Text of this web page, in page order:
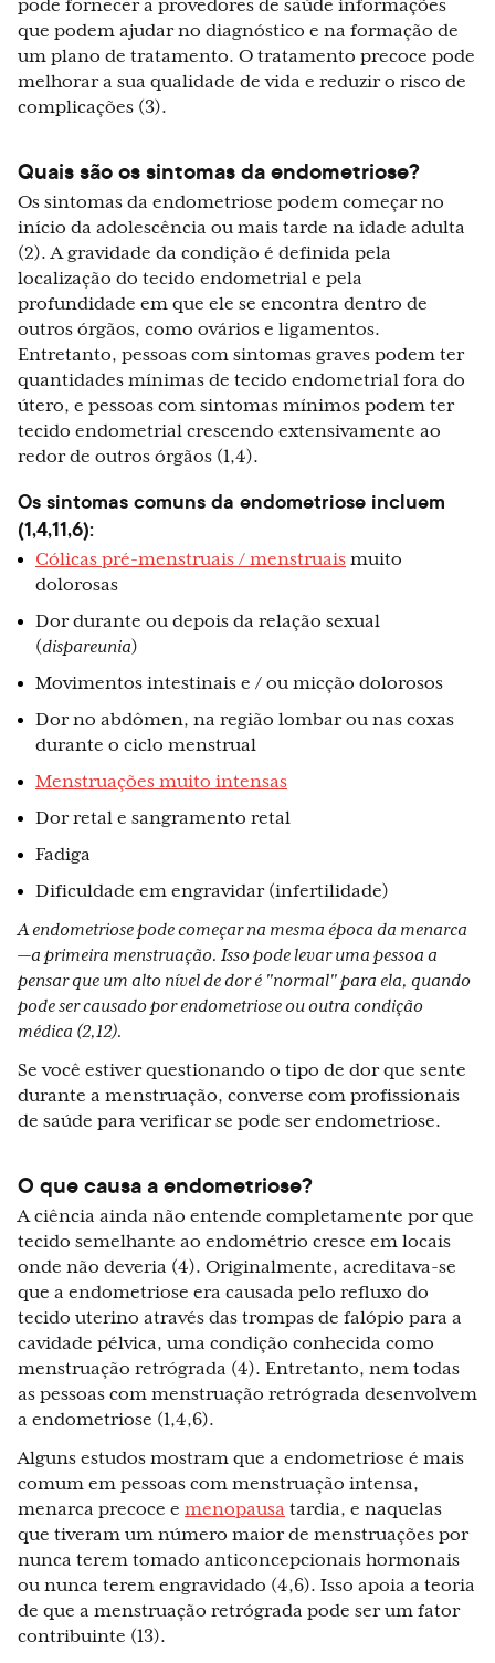
pode fornecer a provedores de saúde informações
que podem ajudar no diagnóstico e na formação de
um plano de tratamento. O tratamento precoce pode
melhorar a sua qualidade de vida e reduzir o risco de
complicações (3).
Quais são os sintomas da endometriose?
Os sintomas da endometriose podem começar no
início da adolescência ou mais tarde na idade adulta
(2). A gravidade da condição é definida pela
localização do tecido endometrial e pela
profundidade em que ele se encontra dentro de
outros órgãos, como ovários e ligamentos.
Entretanto, pessoas com sintomas graves podem ter
quantidades mínimas de tecido endometrial fora do
útero, e pessoas com sintomas mínimos podem ter
tecido endometrial crescendo extensivamente ao
redor de outros órgãos (1,4).
Os sintomas comuns da endometriose incluem
(1,4,11,6):
Cólicas pré-menstruais / menstruais muito
dolorosas
Dor durante ou depois da relação sexual
(dispareunia)
Movimentos intestinais e / ou micção dolorosos
Dor no abdômen, na região lombar ou nas coxas
durante o ciclo menstrual
Menstruações muito intensas
Dor retal e sangramento retal
Fadiga
Dificuldade em engravidar (infertilidade)
A endometriose pode começar na mesma época da menarca
—a primeira menstruação. Isso pode levar uma pessoa a
pensar que um alto nível de dor é "normal" para ela, quando
pode ser causado por endometriose ou outra condição
médica (2,12).
Se você estiver questionando o tipo de dor que sente
durante a menstruação, converse com profissionais
de saúde para verificar se pode ser endometriose.
O que causa a endometriose?
A ciência ainda não entende completamente por que
tecido semelhante ao endométrio cresce em locais
onde não deveria (4). Originalmente, acreditava-se
que a endometriose era causada pelo refluxo do
tecido uterino através das trompas de falópio para a
cavidade pélvica, uma condição conhecida como
menstruação retrógrada (4). Entretanto, nem todas
as pessoas com menstruação retrógrada desenvolvem
a endometriose (1,4,6).
Alguns estudos mostram que a endometriose é mais
comum em pessoas com menstruação intensa,
menarca precoce e menopausa tardia, e naquelas
que tiveram um número maior de menstruações por
nunca terem tomado anticoncepcionais hormonais
ou nunca terem engravidado (4,6). Isso apoia a teoria
de que a menstruação retrógrada pode ser um fator
contribuinte (13).